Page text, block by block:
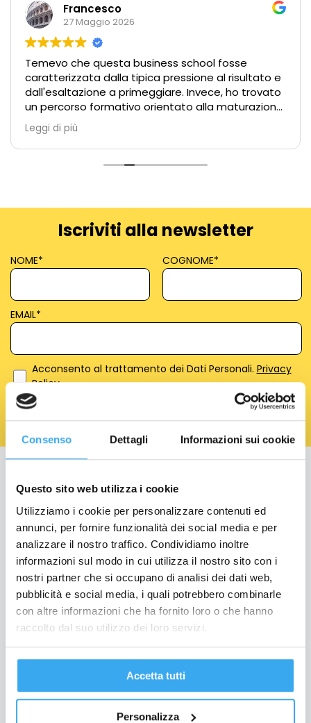
Consenso Dettagli Informazioni sui cookie
Questo sito web utilizza i cookie
Utilizziamo i cookie per personalizzare contenuti ed
annunci, per fornire funzionalità dei social media e per
analizzare il nostro traffico. Condividiamo inoltre
informazioni sul modo in cui utilizza il nostro sito con i
nostri partner che si occupano di analisi dei dati web,
pubblicità e social media, i quali potrebbero combinarle
con altre informazioni che ha fornito loro o che hanno
raccolto dal suo utilizzo dei loro servizi.
Accetta tutti
Personalizza
Francesco
27 Maggio 2026
Temevo che questa business school fosse
caratterizzata dalla tipica pressione al risultato e
dall'esaltazione a primeggiare. Invece, ho trovato
un percorso formativo orientato alla maturazione
(adattissimo ai più giovani!), fondato
sull'attenzione al dettaglio, sulla pratica,
sull'empatia e su quelle piacevoli imperfezioni che
rendono l'ambiente autentico e umano.
Leggi di più
Iscriviti alla newsletter
NOME* COGNOME*
EMAIL*
Acconsento al trattamento dei Dati Personali. Privacy
Policy
Formazione per Laureati
Formazione per Professionisti
Formazione Finanziata
Per le aziende
Bando Torno Subito
Servizio Placement
Business School
Scopri GEMA